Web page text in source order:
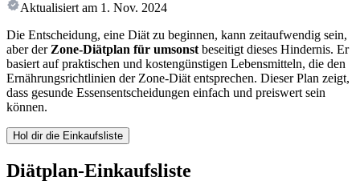
Aktualisiert am 1. Nov. 2024
Die Entscheidung, eine Diät zu beginnen, kann zeitaufwendig sein,
aber der Zone-Diätplan für umsonst beseitigt dieses Hindernis. Er
basiert auf praktischen und kostengünstigen Lebensmitteln, die den
Ernährungsrichtlinien der Zone-Diät entsprechen. Dieser Plan zeigt,
dass gesunde Essensentscheidungen einfach und preiswert sein
können.
Hol dir die Einkaufsliste
Diätplan-Einkaufsliste